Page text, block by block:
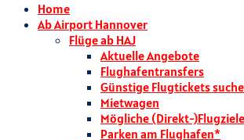
Home
Ab Airport Hannover
Flüge ab HAJ
Aktuelle Angebote
Flughafentransfers
Günstige Flugtickets
Mietwagen
Mögliche (Direkt-
Parken am Flughafen*